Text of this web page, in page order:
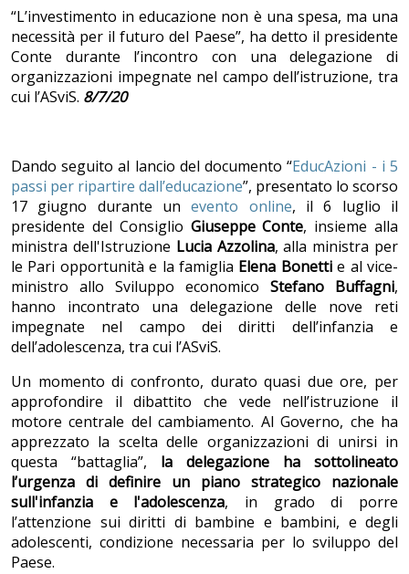
“L’investimento in educazione non è una spesa, ma una
necessità per il futuro del Paese”, ha detto il presidente
Conte durante l’incontro con una delegazione di
organizzazioni impegnate nel campo dell’istruzione, tra
cui l’ASviS. 8/7/20
Dando seguito al lancio del documento “EducAzioni - i 5
passi per ripartire dall’educazione”, presentato lo scorso
17 giugno durante unevento online, il 6 luglio il
presidente del Consiglio Giuseppe Conte, insieme alla
ministra dell'Istruzione Lucia Azzolina, alla ministra per
le Pari opportunità e la famiglia Elena Bonettie al vice-
ministro allo Sviluppo economico Stefano Buffagni,
hanno incontrato una delegazione delle nove reti
impegnate nel campo dei diritti dell’infanzia e
dell’adolescenza, tra cui l’ASviS.
Un momento di confronto, durato quasi due ore, per
approfondire il dibattito che vede nell’istruzione il
motore centrale del cambiamento. Al Governo, che ha
apprezzato la scelta delle organizzazioni di unirsi in
questa “battaglia”, la delegazione ha sottolineato
l’urgenza di definire un piano strategico nazionale
sull'infanzia e l'adolescenza, in grado di porre
l’attenzione sui diritti di bambine e bambini, e degli
adolescenti, condizione necessaria per lo sviluppo del
Paese.